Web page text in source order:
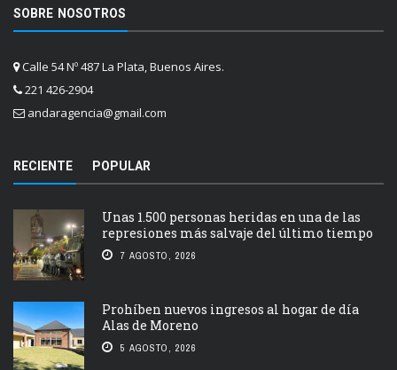
SOBRE NOSOTROS
Calle 54 Nº 487 La Plata, Buenos Aires.
221 426-2904
andaragencia@gmail.com
RECIENTE POPULAR
Unas 1.500 personas heridas en una de las
represiones más salvaje del último tiempo
7 AGOSTO, 2026
Prohíben nuevos ingresos al hogar de día
Alas de Moreno
5 AGOSTO, 2026